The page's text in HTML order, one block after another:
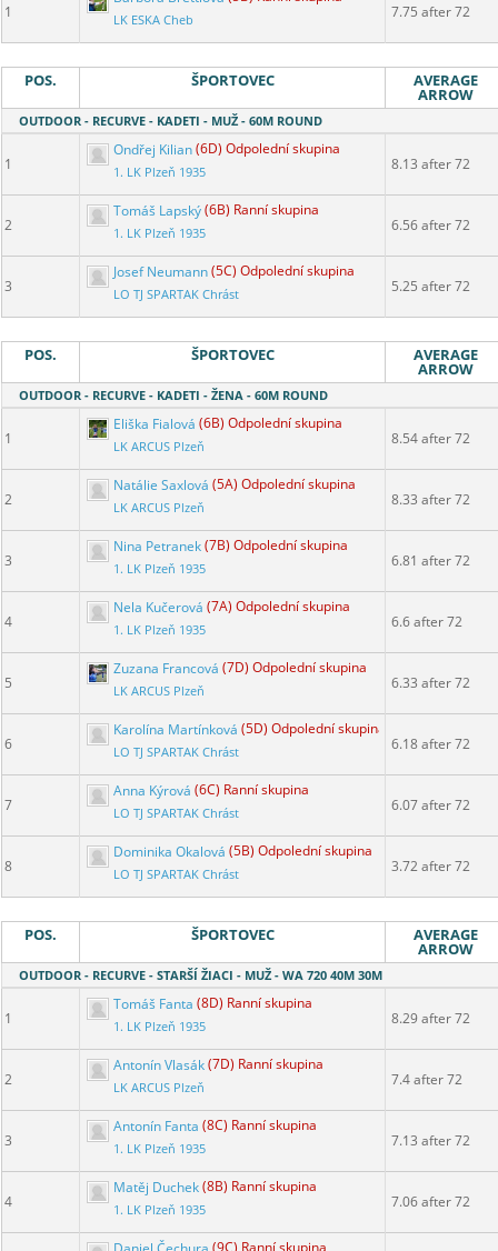
1 LK ESKA Cheb 7.75 after 72
POS. ŠPORTOVEC AVERAGE
ARROW
OUTDOOR - RECURVE - KADETI - MUŽ - 60M ROUND
1
Ondřej Kilian(6D) Odpolední skupina
1. LK Plzeň 1935 8.13 after 72
2
Tomáš Lapský(6B) Ranní skupina
1. LK Plzeň 1935 6.56 after 72
3
Josef Neumann(5C) Odpolední skupina
LO TJ SPARTAK Chrást 5.25 after 72
POS. ŠPORTOVEC AVERAGE
ARROW
OUTDOOR - RECURVE - KADETI - ŽENA - 60M ROUND
1
Eliška Fialová (6B) Odpolední skupina
LK ARCUS Plzeň 8.54 after 72
2
Natálie Saxlová (5A) Odpolední skupina
LK ARCUS Plzeň 8.33 after 72
3
Nina Petranek(7B) Odpolední skupina
1. LK Plzeň 1935 6.81 after 72
4
Nela Kučerová (7A) Odpolední skupina
1. LK Plzeň 1935 6.6 after 72
5
Zuzana Francová (7D) Odpolední skupina
LK ARCUS Plzeň 6.33 after 72
6
Karolína Martínková (5D) Odpolední skupina
LO TJ SPARTAK Chrást 6.18 after 72
7
Anna Kýrová (6C) Ranní skupina
LO TJ SPARTAK Chrást 6.07 after 72
8
Dominika Okalová (5B) Odpolední skupina
LO TJ SPARTAK Chrást 3.72 after 72
POS. ŠPORTOVEC AVERAGE
ARROW
OUTDOOR - RECURVE - STARŠÍ ŽIACI - MUŽ - WA 720 40M 30M
1
Tomáš Fanta (8D) Ranní skupina
1. LK Plzeň 1935 8.29 after 72
2
Antonín Vlasák(7D) Ranní skupina
LK ARCUS Plzeň 7.4 after 72
3
Antonín Fanta (8C) Ranní skupina
1. LK Plzeň 1935 7.13 after 72
4
Matěj Duchek(8B) Ranní skupina
1. LK Plzeň 1935 7.06 after 72